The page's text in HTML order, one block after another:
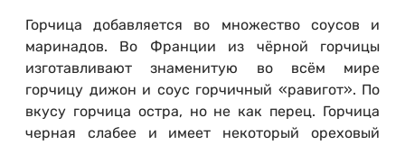
Горчица добавляется во множество соусов и
маринадов. Во Франции из чёрной горчицы
изготавливают знаменитую во всём мире
горчицу дижон и соус горчичный «равигот». По
вкусу горчица остра, но не как перец. Горчица
черная слабее и имеет некоторый ореховый